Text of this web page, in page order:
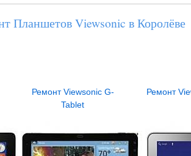
Планшетов Viewsonic в Королёве
Ремонт Viewsonic G-
Tablet
Ремонт